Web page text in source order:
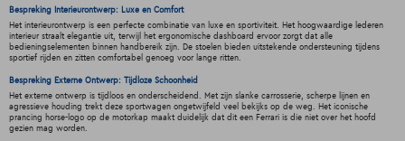
Bespreking Interieurontwerp: Luxe en Comfort
Het interieurontwerp is een perfecte combinatie van luxe en sportiviteit. Het hoogwaardige lederen
interieur straalt elegantie uit, terwijl het ergonomische dashboard ervoor zorgt dat alle
bedieningselementen binnen handbereik zijn. De stoelen bieden uitstekende ondersteuning tijdens
sportief rijden en zitten comfortabel genoeg voor lange ritten.
Bespreking Externe Ontwerp: Tijdloze Schoonheid
Het externe ontwerp is tijdloos en onderscheidend. Met zijn slanke carrosserie, scherpe lijnen en
agressieve houding trekt deze sportwagen ongetwijfeld veel bekijks op de weg. Het iconische
prancing horse-logo op de motorkap maakt duidelijk dat dit een Ferrari is die niet over het hoofd
gezien mag worden.